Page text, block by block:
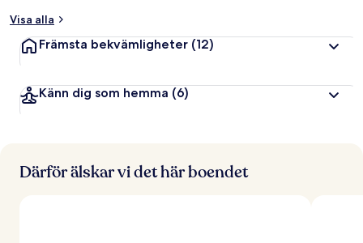
Visa alla
Främsta bekvämligheter (12)
Känn dig som hemma (6)
Därför älskar vi det här boendet